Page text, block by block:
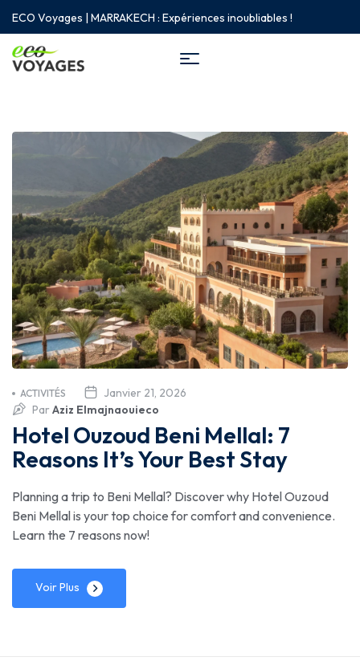
ECO Voyages | MARRAKECH : Expériences inoubliables !
Janvier 21, 2026
ACTIVITÉS
Par Aziz Elmajnaouieco
Hotel Ouzoud Beni Mellal: 7
Reasons It’s Your Best Stay
Planning a trip to Beni Mellal? Discover why Hotel Ouzoud
Beni Mellal is your top choice for comfort and convenience.
Learn the 7 reasons now!
Voir Plus